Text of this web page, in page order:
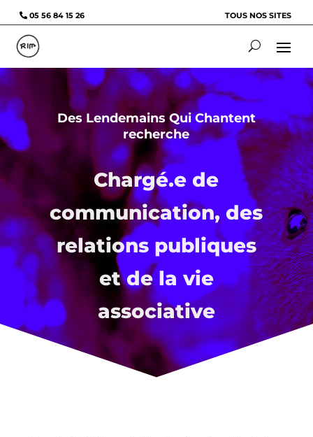
05 56 84 15 26 TOUS NOS SITES
Des Lendemains Qui Chantent
recherche
Chargé.e de
communication, des
relations publiques
et de la vie
associative